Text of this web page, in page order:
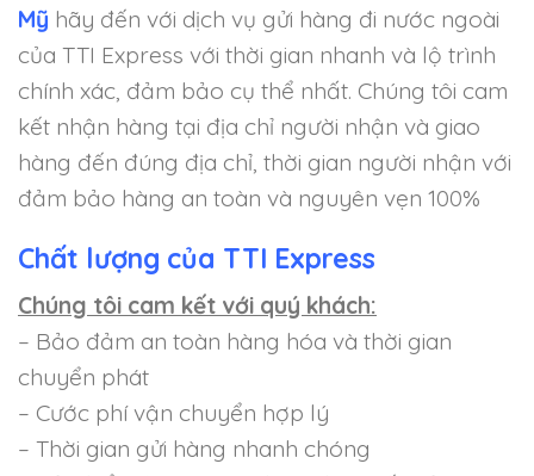
Mỹ hãy đến với dịch vụ gửi hàng đi nước ngoài
của TTI Express với thời gian nhanh và lộ trình
chính xác, đảm bảo cụ thể nhất. Chúng tôi cam
kết nhận hàng tại địa chỉ người nhận và giao
hàng đến đúng địa chỉ, thời gian người nhận với
đảm bảo hàng an toàn và nguyên vẹn 100%
Chất lượng của TTI Express
Chúng tôi cam kết với quý khách:
– Bảo đảm an toàn hàng hóa và thời gian
chuyển phát
– Cước phí vận chuyển hợp lý
– Thời gian gửi hàng nhanh chóng